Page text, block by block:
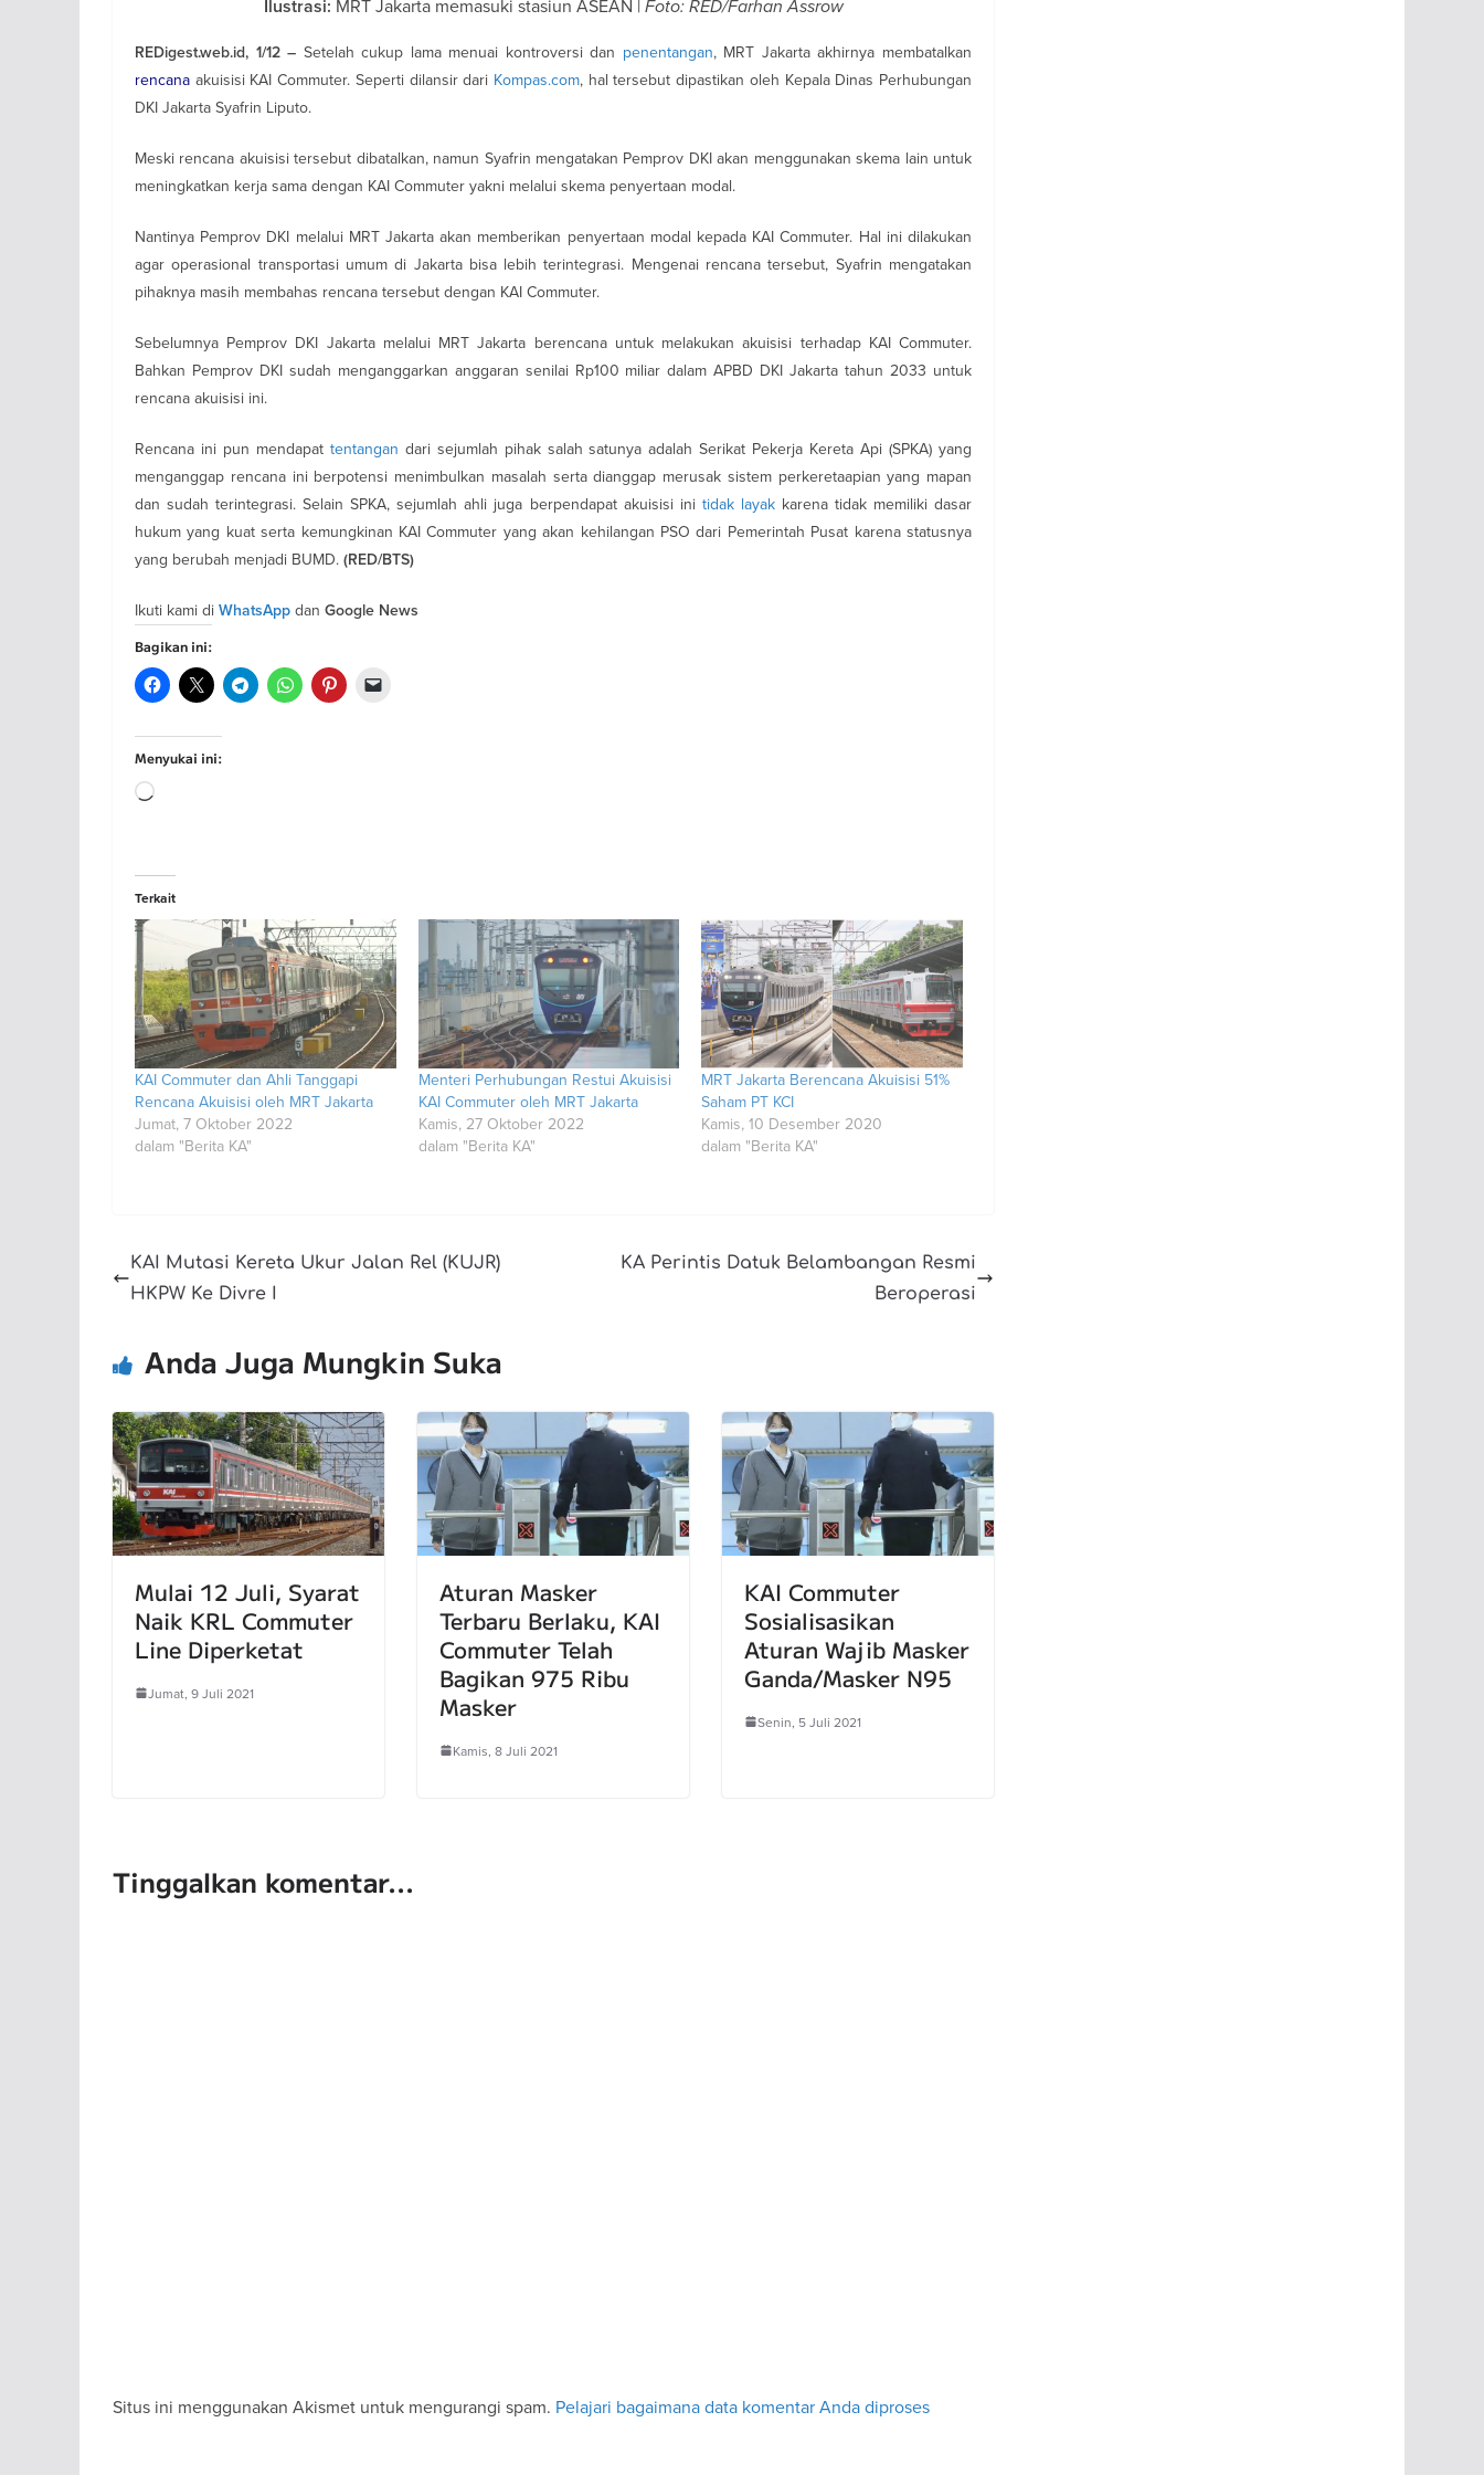
Ilustrasi: MRT Jakarta memasuki stasiun ASEAN | Foto: RED/Farhan Assrow
REDigest.web.id, 1/12 – Setelah cukup lama menuai kontroversi dan penentangan, MRT Jakarta akhirnya membatalkan
rencana akuisisi KAI Commuter. Seperti dilansir dari Kompas.com, hal tersebut dipastikan oleh Kepala Dinas Perhubungan
DKI Jakarta Syafrin Liputo.
Meski rencana akuisisi tersebut dibatalkan, namun Syafrin mengatakan Pemprov DKI akan menggunakan skema lain untuk
meningkatkan kerja sama dengan KAI Commuter yakni melalui skema penyertaan modal.
Nantinya Pemprov DKI melalui MRT Jakarta akan memberikan penyertaan modal kepada KAI Commuter. Hal ini dilakukan
agar operasional transportasi umum di Jakarta bisa lebih terintegrasi. Mengenai rencana tersebut, Syafrin mengatakan
pihaknya masih membahas rencana tersebut dengan KAI Commuter.
Sebelumnya Pemprov DKI Jakarta melalui MRT Jakarta berencana untuk melakukan akuisisi terhadap KAI Commuter.
Bahkan Pemprov DKI sudah menganggarkan anggaran senilai Rp100 miliar dalam APBD DKI Jakarta tahun 2033 untuk
rencana akuisisi ini.
Rencana ini pun mendapat tentangan dari sejumlah pihak salah satunya adalah Serikat Pekerja Kereta Api (SPKA) yang
menganggap rencana ini berpotensi menimbulkan masalah serta dianggap merusak sistem perkeretaapian yang mapan
dan sudah terintegrasi. Selain SPKA, sejumlah ahli juga berpendapat akuisisi ini tidak layakkarena tidak memiliki dasar
hukum yang kuat serta kemungkinan KAI Commuter yang akan kehilangan PSO dari Pemerintah Pusat karena statusnya
yang berubah menjadi BUMD. (RED/BTS)
Ikuti kami di WhatsApp dan Google News
Bagikan ini:
Menyukai ini:
Memuat...
Terkait
KAI Commuter dan Ahli Tanggapi
Rencana Akuisisi oleh MRT Jakarta
Jumat, 7 Oktober 2022
dalam "Berita KA"
Menteri Perhubungan Restui Akuisisi
KAI Commuter oleh MRT Jakarta
Kamis, 27 Oktober 2022
dalam "Berita KA"
MRT Jakarta Berencana Akuisisi 51%
Saham PT KCI
Kamis, 10 Desember 2020
dalam "Berita KA"
KAI Mutasi Kereta Ukur Jalan Rel (KUJR)
HKPW Ke Divre I
KA Perintis Datuk Belambangan Resmi
Beroperasi
Anda Juga Mungkin Suka
Mulai 12 Juli, Syarat
Naik KRL Commuter
Line Diperketat
Jumat, 9 Juli 2021
Aturan Masker
Terbaru Berlaku, KAI
Commuter Telah
Bagikan 975 Ribu
Masker
Kamis, 8 Juli 2021
KAI Commuter
Sosialisasikan
Aturan Wajib Masker
Ganda/Masker N95
Senin, 5 Juli 2021
Tinggalkan komentar...
Situs ini menggunakan Akismet untuk mengurangi spam. Pelajari bagaimana data komentar Anda diproses